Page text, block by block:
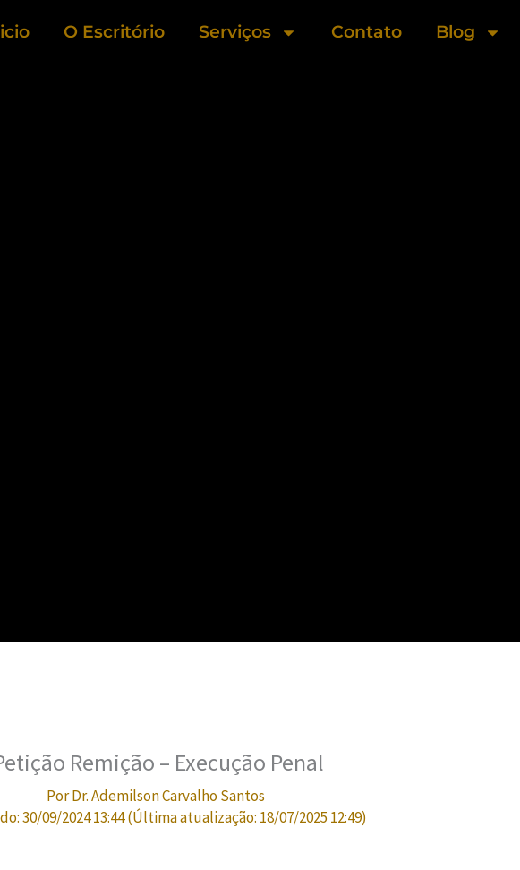
O Escritório Serviços Contato Blog
Remição – Execução Penal
PorDr. Ademilson Carvalho Santos
30/09/2024 13:44(Última atualização: 18/07/2025 12:49)